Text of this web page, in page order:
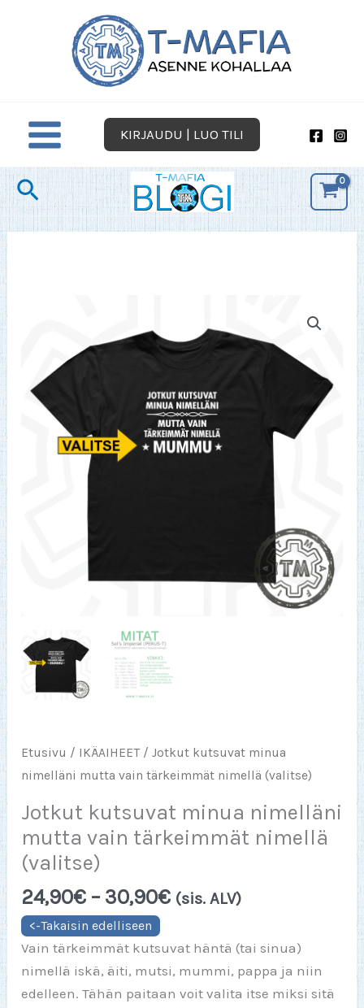
KIRJAUDU | LUO TILI
Hae
Etusivu / IKÄAIHEET/ Jotkut kutsuvat minua
nimelläni mutta vain tärkeimmät nimellä (valitse)
Jotkut kutsuvat minua nimelläni
mutta vain tärkeimmät nimellä
(valitse)
24,90€ – 30,90€Hintaluokka:
-
30,90€
(sis. ALV)
Vain tärkeimmät kutsuvat häntä (tai sinua)
nimellä iskä, äiti, mutsi, mummi, pappa ja niin
edelleen. Tähän paitaan voit valita itse miksi sitä